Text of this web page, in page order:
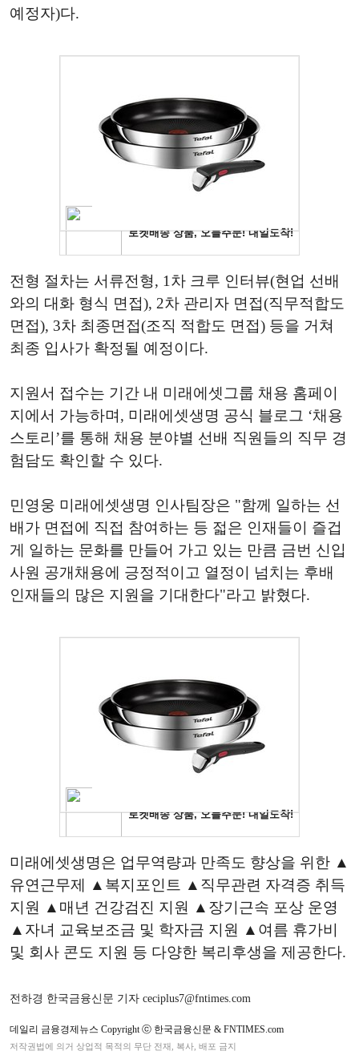
예정자)다.
전형 절차는 서류전형, 1차 크루 인터뷰(현업 선배
와의 대화 형식 면접), 2차 관리자 면접(직무적합도
면접), 3차 최종면접(조직 적합도 면접) 등을 거쳐
최종 입사가 확정될 예정이다.
지원서 접수는 기간 내 미래에셋그룹 채용 홈페이
지에서 가능하며, 미래에셋생명 공식 블로그 ‘채용
스토리’를 통해 채용 분야별 선배 직원들의 직무 경
험담도 확인할 수 있다.
민영웅 미래에셋생명 인사팀장은 "함께 일하는 선
배가 면접에 직접 참여하는 등 젋은 인재들이 즐겁
게 일하는 문화를 만들어 가고 있는 만큼 금번 신입
사원 공개채용에 긍정적이고 열정이 넘치는 후배
인재들의 많은 지원을 기대한다"라고 밝혔다.
미래에셋생명은 업무역량과 만족도 향상을 위한 ▲
유연근무제 ▲복지포인트 ▲직무관련 자격증 취득
지원 ▲매년 건강검진 지원 ▲장기근속 포상 운영
▲자녀 교육보조금 및 학자금 지원 ▲여름 휴가비
및 회사 콘도 지원 등 다양한 복리후생을 제공한다.
전하경 한국금융신문 기자 ceciplus7@fntimes.com
데일리 금융경제뉴스 Copyright ⓒ 한국금융신문 & FNTIMES.com
저작권법에 의거 상업적 목적의 무단 전재, 복사, 배포 금지